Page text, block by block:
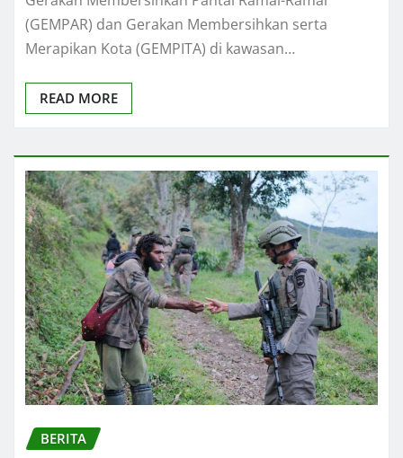
(GEMPAR) dan Gerakan Membersihkan serta
Merapikan Kota (GEMPITA) di kawasan…
READ MORE
BERITA